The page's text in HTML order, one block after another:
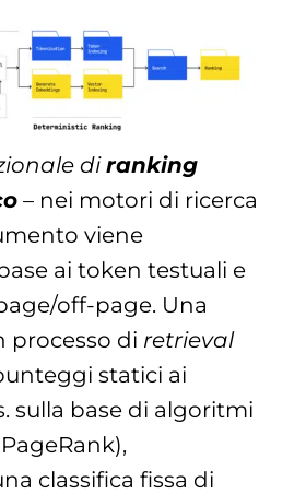
diranking
– nei motori di ricerca
viene
ai token testuali e
off-page. Una
processo di retrieval
statici ai
sulla base di algoritmi
classifica fissa di